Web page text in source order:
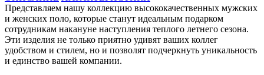
Представляем нашу коллекцию высококачественных мужских
и женских поло, которые станут идеальным подарком
сотрудникам накануне наступления теплого летнего сезона.
Эти изделия не только приятно удивят ваших коллег
удобством и стилем, но и позволят подчеркнуть уникальность
и единство вашей компании.